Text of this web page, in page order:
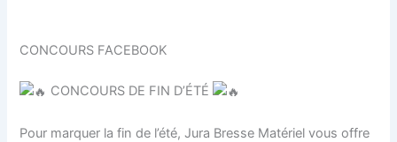
CONCOURS FACEBOOK
CONCOURS DE FIN D’ÉTÉ
Pour marquer la fin de l’été, Jura Bresse Matériel vous offre